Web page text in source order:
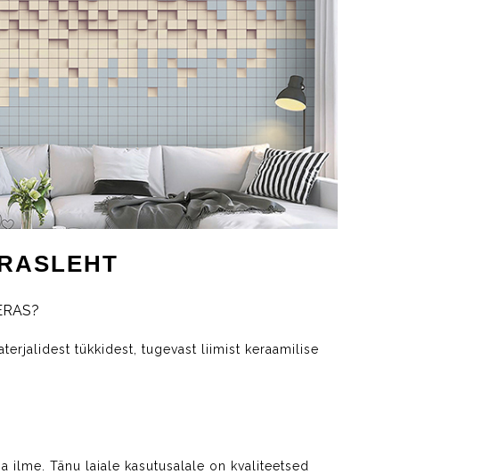
tükkidest, tugevast liimist keraamilise
ilme. Tänu laiale kasutusalale on kvaliteetsed